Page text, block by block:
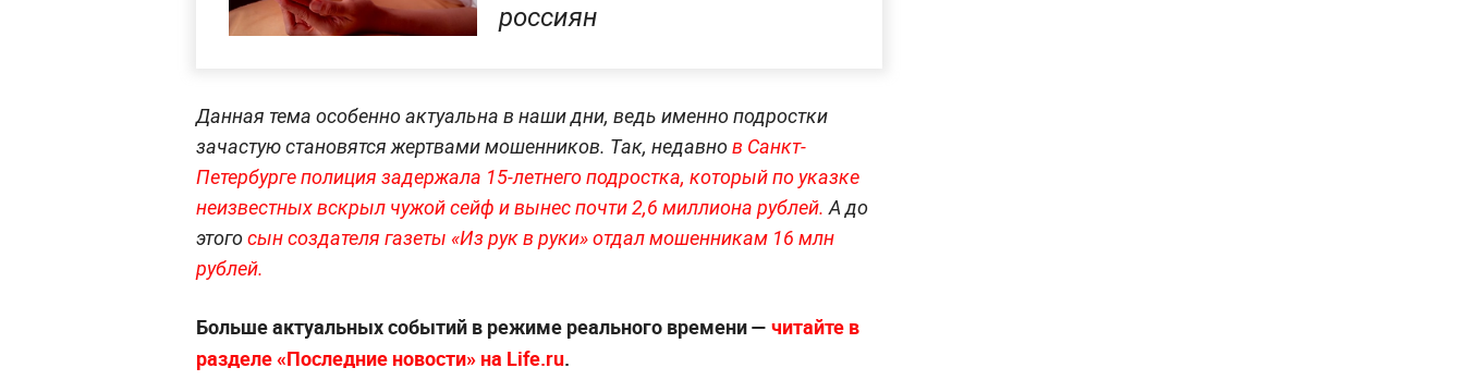
россиян
Данная тема особенно актуальна в наши дни, ведь именно подростки
зачастую становятся жертвами мошенников. Так, недавнов Санкт-
Петербурге полиция задержала 15-летнего подростка, который по указке
неизвестных вскрыл чужой сейф и вынес почти 2,6 миллиона рублей. А до
этогосын создателя газеты «Из рук в руки» отдал мошенникам 16 млн
рублей.
Больше актуальных событий в режиме реального времени — читайте в
разделе «Последние новости» на Life.ru.